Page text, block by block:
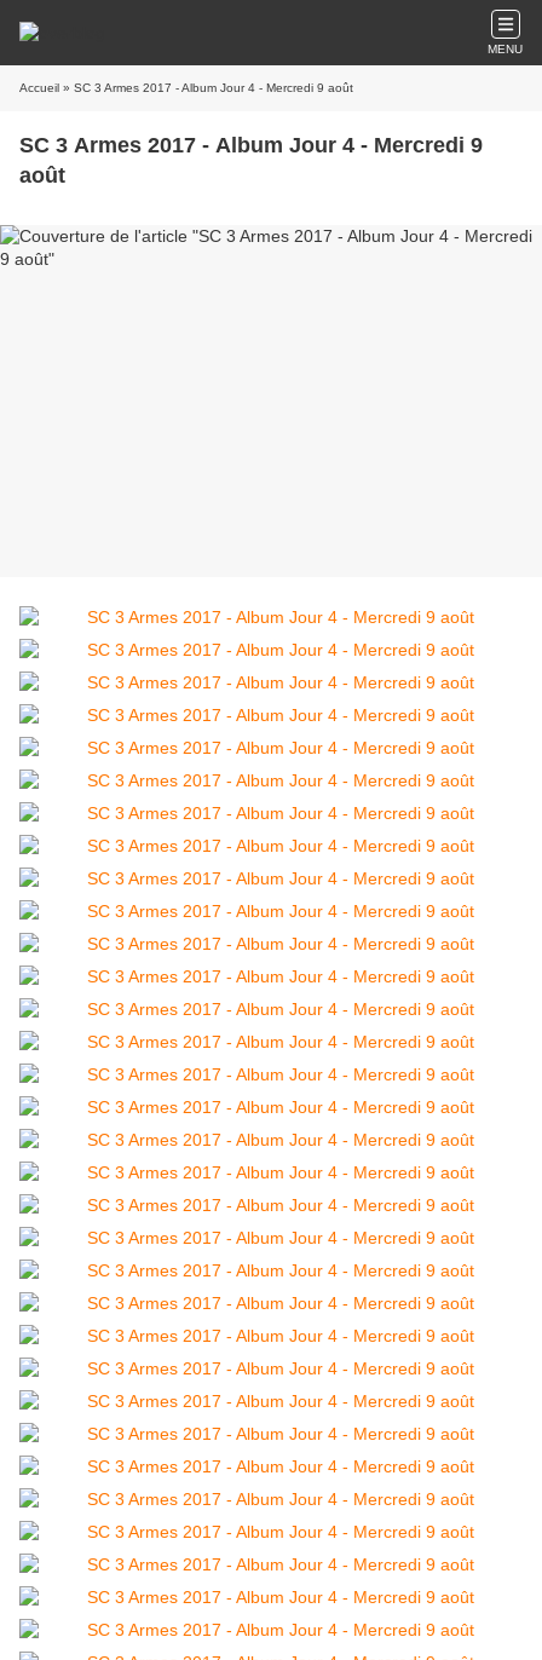
MENU
Accueil » SC 3 Armes 2017 - Album Jour 4 - Mercredi 9 août
SC 3 Armes 2017 - Album Jour 4 - Mercredi 9
août